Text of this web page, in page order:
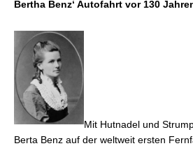
Bertha Benz‘ Autofahrt vor 130
Mit Hutnadel und
Berta Benz auf der weltweit ersten